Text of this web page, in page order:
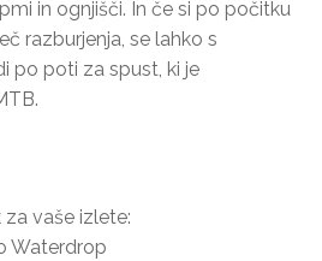
in ognjišči. In če si po počitku
razburjenja, se lahko s
po poti za spust, ki je
vaše izlete:
Waterdrop